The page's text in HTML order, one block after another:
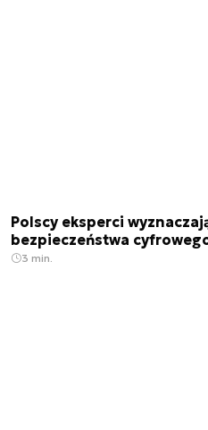
Polscy eksperci
bezpieczeństwa
3 min.